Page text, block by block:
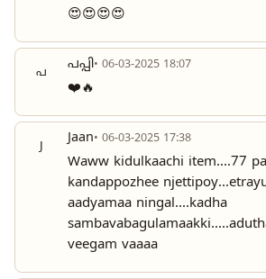
😍😍😍😍
പ പപ്പി• 06-03-2025 18:07
❤️🔥
Jaan• 06-03-2025 17:38
Waww kidulkaachi item....77
kandappozhee
aadyamaa ningal....kadha
veegam vaaaa